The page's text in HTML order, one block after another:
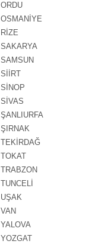
ORDU
OSMANİYE
RİZE
SAKARYA
SAMSUN
SİİRT
SİNOP
SİVAS
ŞANLIURFA
ŞIRNAK
TEKİRDAĞ
TOKAT
TRABZON
TUNCELİ
UŞAK
VAN
YALOVA
YOZGAT